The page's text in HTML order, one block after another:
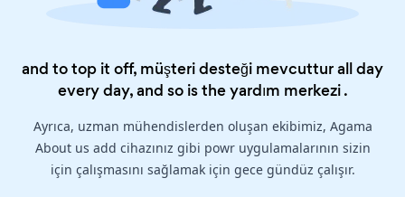
and to top it off, müşteri desteği mevcuttur all day
every day, and so is theyardım merkezi.
Ayrıca, uzman mühendislerden oluşan ekibimiz, Agama
About us add cihazınız gibi powr uygulamalarının sizin
için çalışmasını sağlamak için gece gündüz çalışır.